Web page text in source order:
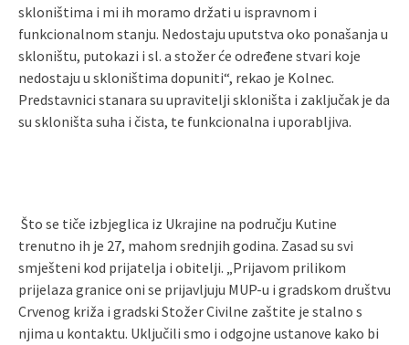
skloništima i mi ih moramo držati u ispravnom i
funkcionalnom stanju. Nedostaju uputstva oko ponašanja u
skloništu, putokazi i sl. a stožer će određene stvari koje
nedostaju u skloništima dopuniti“, rekao je Kolnec.
Predstavnici stanara su upravitelji skloništa i zaključak je da
su skloništa suha i čista, te funkcionalna i uporabljiva.
Što se tiče izbjeglica iz Ukrajine na području Kutine
trenutno ih je 27, mahom srednjih godina. Zasad su svi
smješteni kod prijatelja i obitelji. „Prijavom prilikom
prijelaza granice oni se prijavljuju MUP-u i gradskom društvu
Crvenog križa i gradski Stožer Civilne zaštite je stalno s
njima u kontaktu. Uključili smo i odgojne ustanove kako bi